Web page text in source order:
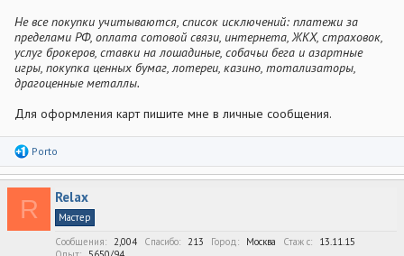
Не все покупки учитываются, список исключений: платежи за
пределами РФ, оплата сотовой связи, интернета, ЖКХ, страховок,
услуг брокеров, ставки на лошадиные, собачьи бега и азартные
игры, покупка ценных бумаг, лотереи, казино, тотализаторы,
драгоценные металлы.
Для оформления карт пишите мне в личные сообщения.
Р
а
к
ц
и
Porto
R Relax
Мастер
Сообщения
2,004 Спасибо 213 Город Москва Стаж c
13.11.15